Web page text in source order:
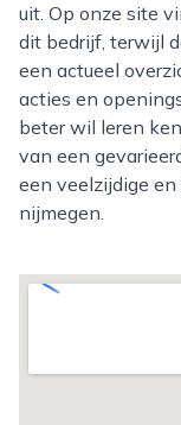
uit. Op onze site
dit bedrijf, terwijl
een actueel
acties en
beter wil leren
van een
een veelzijdige
nijmegen.